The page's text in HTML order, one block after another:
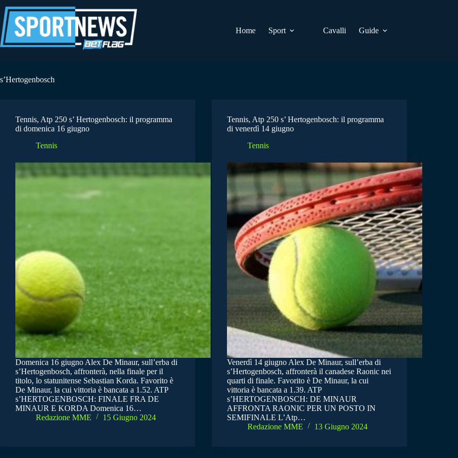
al
contenuto
Home
Sport Cavalli Guide
s’Hertogenbosch
Tennis, Atp 250 s’ Hertogenbosch: il programma
di domenica 16 giugno
Tennis
Domenica 16 giugno Alex De Minaur, sull’erba di
s’Hertogenbosch, affronterà, nella finale per il
titolo, lo statunitense Sebastian Korda. Favorito è
De Minaur, la cui vittoria è bancata a 1.52. ATP
s’HERTOGENBOSCH: FINALE FRA DE
MINAUR E KORDA Domenica 16…
Redazione MME
15 Giugno 2024
Tennis, Atp 250 s’ Hertogenbosch: il programma
di venerdì 14 giugno
Tennis
Venerdì 14 giugno Alex De Minaur, sull’erba di
s’Hertogenbosch, affronterà il canadese Raonic nei
quarti di finale. Favorito è De Minaur, la cui
vittoria è bancata a 1.39. ATP
s’HERTOGENBOSCH: DE MINAUR
AFFRONTA RAONIC PER UN POSTO IN
SEMIFINALE L’Atp…
Redazione MME
13 Giugno 2024